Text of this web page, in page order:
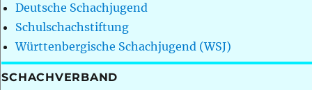
Deutsche Schachjugend
Schulschachstiftung
Württenbergische Schachjugend (WSJ)
SCHACHVERBAND